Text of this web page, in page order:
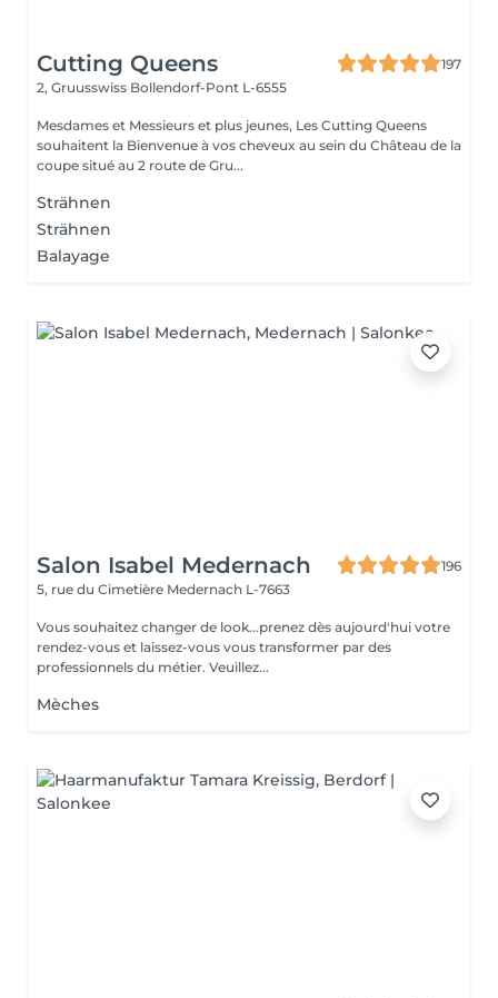
Cutting Queens
197
2, Gruusswiss Bollendorf-Pont L-6555
Mesdames et Messieurs et plus jeunes, Les Cutting Queens
souhaitent la Bienvenue à vos cheveux au sein du Château de la
coupe situé au 2 route de Gru...
Strähnen
Strähnen
Balayage
Salon Isabel Medernach
196
5, rue du Cimetière Medernach L-7663
Vous souhaitez changer de look...prenez dès aujourd'hui votre
rendez-vous et laissez-vous vous transformer par des
professionnels du métier. Veuillez...
Mèches